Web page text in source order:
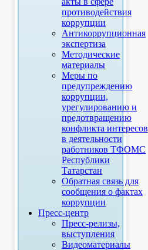
противодействия
коррупции
Антикоррупционная
экспертиза
Методические
материалы
Меры по
предупреждению
коррупции,
урегулированию и
предотвращению
конфликта интересов
в деятельности
работников ТФОМС
Республики
Татарстан
Обратная связь для
сообщения о фактах
коррупции
Пресс-центр
Пресс-релизы,
выступления
Видеоматериалы